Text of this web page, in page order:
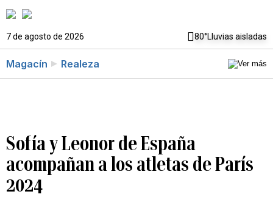
7 de agosto de 2026 80°Lluvias aisladas
Magacín Realeza
Sofía y Leonor de España
acompañan a los atletas de París
2024